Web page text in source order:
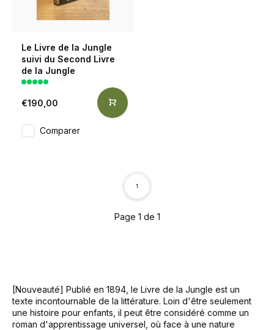
Le Livre de la Jungle
suivi du Second Livre
de la Jungle
€190,00
Comparer
Page 1 de 1
1
[Nouveauté] Publié en 1894, le Livre de la Jungle est un
texte incontournable de la littérature. Loin d'être seulement
une histoire pour enfants, il peut être considéré comme un
roman d'apprentissage universel, où face à une nature